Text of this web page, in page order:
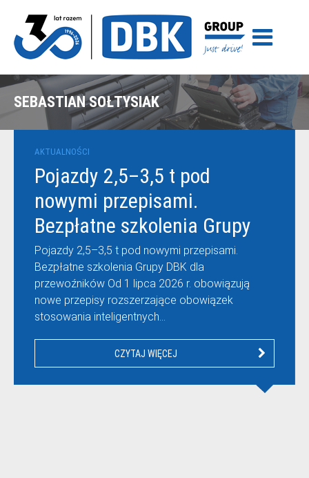
SEBASTIAN SOŁTYSIAK
AKTUALNOŚCI
Pojazdy 2,5–3,5 t pod
nowymi przepisami.
Bezpłatne szkolenia Grupy
DBK dla przewoźników
Pojazdy 2,5–3,5 t pod nowymi przepisami.
Bezpłatne szkolenia Grupy DBK dla
przewoźników Od 1 lipca 2026 r. obowiązują
nowe przepisy rozszerzające obowiązek
stosowania inteligentnych…
CZYTAJ WIĘCEJ